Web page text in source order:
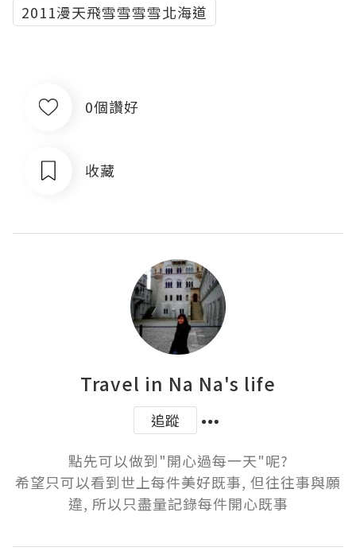
2011漫天飛雪雪雪雪北海道
0個讚好
收藏
Travel in Na Na's life
追蹤
點先可以做到"開心過每一天"呢?
希望只可以看到世上每件美好既事, 但往往事與願
違, 所以只盡量記錄每件開心既事